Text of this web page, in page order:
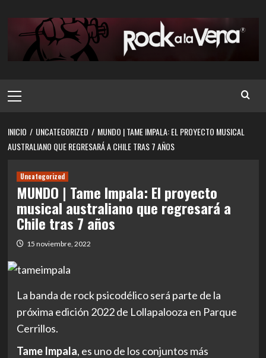
contenido
principal
INICIO UNCATEGORIZED
MUNDO | TAME IMPALA: EL PROYECTO MUSICAL
AUSTRALIANO QUE REGRESARÁ A CHILE TRAS 7 AÑOS
Uncategorized
MUNDO | Tame Impala: El proyecto
musical australiano que regresará a
Chile tras 7 años
15 noviembre, 2022
La banda de rock psicodélico será parte de la
próxima edición 2022 de Lollapalooza en Parque
Cerrillos.
Tame Impala, es uno de los conjuntos más